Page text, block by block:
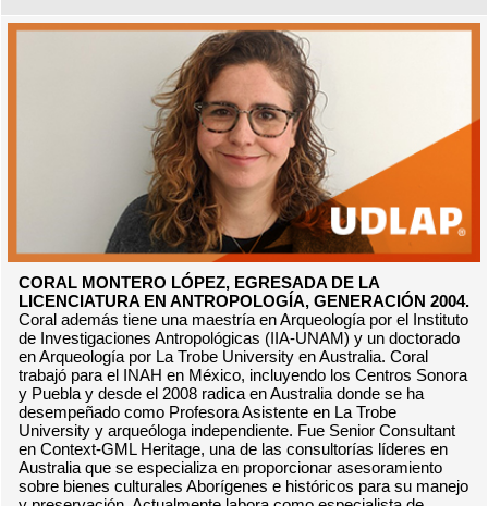
CORAL MONTERO LÓPEZ, EGRESADA DE LA
LICENCIATURA EN ANTROPOLOGÍA, GENERACIÓN 2004.
Coral además tiene una maestría en Arqueología por el Instituto
de Investigaciones Antropológicas (IIA-UNAM) y un doctorado
en Arqueología por La Trobe University en Australia. Coral
trabajó para el INAH en México, incluyendo los Centros Sonora
y Puebla y desde el 2008 radica en Australia donde se ha
desempeñado como Profesora Asistente en La Trobe
University y arqueóloga independiente. Fue Senior Consultant
en Context-GML Heritage, una de las consultorías líderes en
Australia que se especializa en proporcionar asesoramiento
sobre bienes culturales Aborígenes e históricos para su manejo